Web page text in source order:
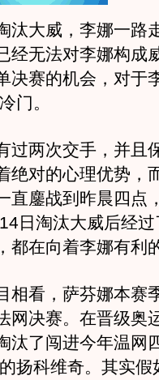
大威，李娜一路
经无法对李娜构成
决赛的机会，对于
门。
两次交手，并且
绝对的心理优势，
直鏖战到昨晨四点
日淘汰大威后经
都在向着李娜有利
看，萨芬娜本赛
网决赛。在晋级奥
汰了闯进今年温网
扬科维奇。其实假